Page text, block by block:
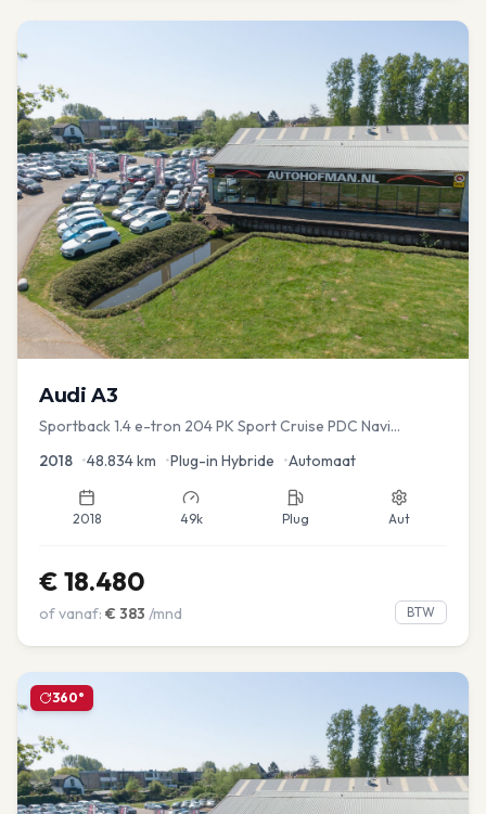
Audi A3
Sportback 1.4 e-tron 204 PK Sport Cruise PDC Navi
2018 •48.834km •Plug-in Hybride •Automaat
2018 49k Plug Aut
€ 18.480
of vanaf: € 383 /mnd BTW
360°